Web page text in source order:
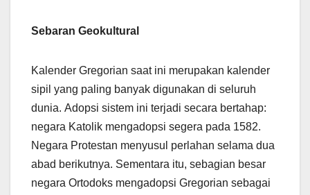
Sebaran Geokultural
Kalender Gregorian saat ini merupakan kalender
sipil yang paling banyak digunakan di seluruh
dunia. Adopsi sistem ini terjadi secara bertahap:
negara Katolik mengadopsi segera pada 1582.
Negara Protestan menyusul perlahan selama dua
abad berikutnya. Sementara itu, sebagian besar
negara Ortodoks mengadopsi Gregorian sebagai